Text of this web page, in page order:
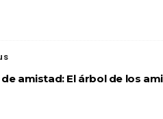
amistad: El árbol de los